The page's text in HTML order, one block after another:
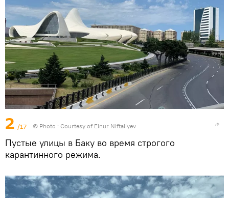
2 /17 © Photo : Courtesy of Elnur Niftaliyev
Пустые улицы в Баку во время строгого
карантинного режима.